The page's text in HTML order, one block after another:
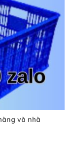
và nhà